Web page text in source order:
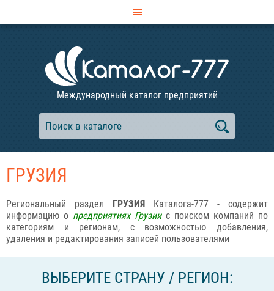
Международный каталог предприятий
ГРУЗИЯ
Региональный раздел ГРУЗИЯ Каталога-777 - содержит
информацию о предприятиях Грузиис поиском компаний по
категориям и регионам, с возможностью добавления,
удаления и редактирования записей пользователями
ВЫБЕРИТЕ СТРАНУ / РЕГИОН: